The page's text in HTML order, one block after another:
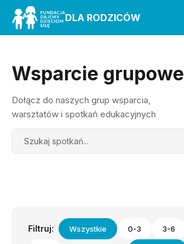
DLA RODZICÓW
Wsparcie grupowe
Dołącz do naszych grup wsparcia,
warsztatów i spotkań edukacyjnych
Search
Filtruj: Wszystkie 0-3 3-6